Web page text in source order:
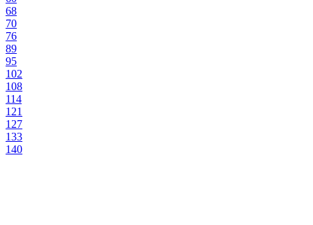
68
70
76
89
95
102
108
114
121
127
133
140